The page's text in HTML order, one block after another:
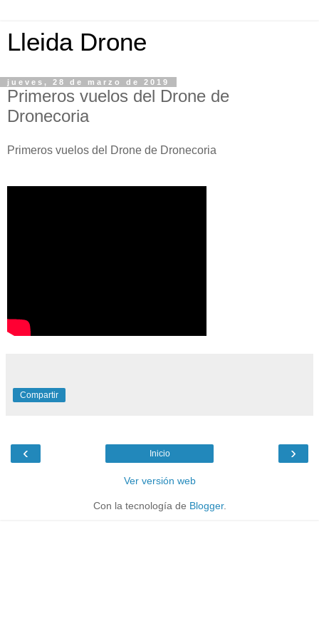
Lleida Drone
jueves, 28 de marzo de 2019
Primeros vuelos del Drone de
Dronecoria
Primeros vuelos del Drone de Dronecoria
Compartir
‹ ›
Inicio
Ver versión web
Con la tecnología de Blogger.